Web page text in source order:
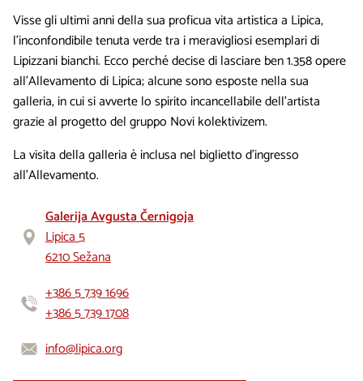
Visse gli ultimi anni della sua proficua vita artistica a Lipica,
l’inconfondibile tenuta verde tra i meravigliosi esemplari di
Lipizzani bianchi. Ecco perché decise di lasciare ben 1.358 opere
all’Allevamento di Lipica; alcune sono esposte nella sua
galleria, in cui si avverte lo spirito incancellabile dell’artista
grazie al progetto del gruppo Novi kolektivizem.
La visita della galleria è inclusa nel biglietto d’ingresso
all’Allevamento.
Galerija Avgusta Černigoja
Lipica 5
6210 Sežana
+386 5 739 1696
+386 5 739 1708
info@lipica.org